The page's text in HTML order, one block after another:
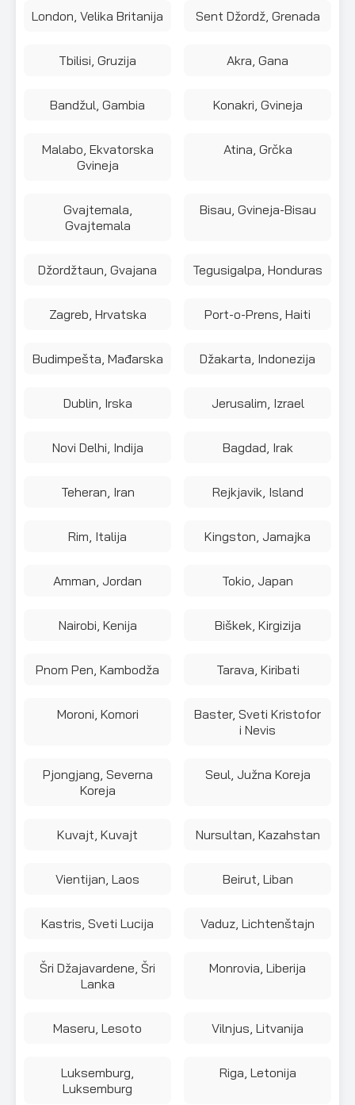
London, Velika Britanija Sent Džordž, Grenada
Tbilisi, Gruzija Akra, Gana
Bandžul, Gambia Konakri, Gvineja
Malabo, Ekvatorska
Gvineja
Atina, Grčka
Gvajtemala,
Gvajtemala
Bisau, Gvineja-Bisau
Džordžtaun, Gvajana Tegusigalpa, Honduras
Zagreb, Hrvatska Port-o-Prens, Haiti
Budimpešta, Mađarska Džakarta, Indonezija
Dublin, Irska Jerusalim, Izrael
Novi Delhi, Indija Bagdad, Irak
Teheran, Iran Rejkjavik, Island
Rim, Italija Kingston, Jamajka
Amman, Jordan Tokio, Japan
Nairobi, Kenija Biškek, Kirgizija
Pnom Pen, Kambodža Tarava, Kiribati
Moroni, Komori
Baster, Sveti Kristofor
i Nevis
Pjongjang, Severna
Koreja
Seul, Južna Koreja
Kuvajt, Kuvajt Nursultan, Kazahstan
Vientijan, Laos Beirut, Liban
Kastris, Sveti Lucija Vaduz, Lichtenštajn
Šri Džajavardene, Šri
Lanka
Monrovia, Liberija
Maseru, Lesoto Vilnjus, Litvanija
Luksemburg,
Luksemburg
Riga, Letonija